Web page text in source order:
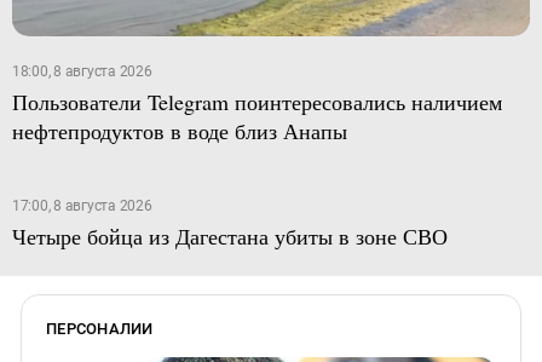
18:00, 8 августа 2026
Пользователи Telegram поинтересовались наличием
нефтепродуктов в воде близ Анапы
17:00, 8 августа 2026
Четыре бойца из Дагестана убиты в зоне СВО
ПЕРСОНАЛИИ